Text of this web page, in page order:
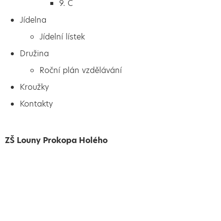
9. C
Jídelna
Jídelní lístek
Družina
Roční plán vzdělávání
Kroužky
Kontakty
ZŠ Louny Prokopa Holého